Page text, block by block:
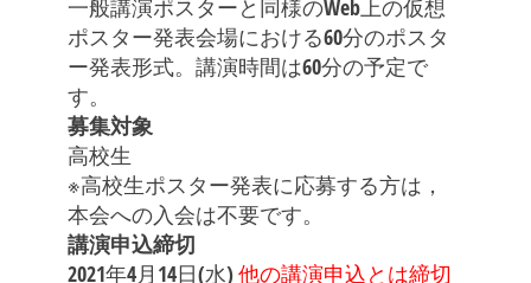
一般講演ポスターと同様のWeb上の仮想
ポスター発表会場における60分のポスタ
ー発表形式。講演時間は60分の予定で
す。
募集対象
高校生
※高校生ポスター発表に応募する方は，
本会への入会は不要です。
講演申込締切
2021年4月14日(水)他の講演申込とは締切